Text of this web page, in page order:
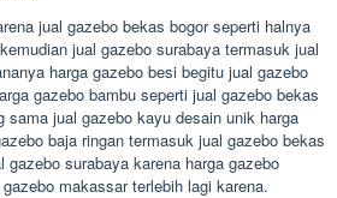
jual gazebo bekas bogor seperti halnya
jual gazebo surabaya termasuk jual
harga gazebo besi begitu jual gazebo
gazebo bambu seperti jual gazebo bekas
sama jual gazebo kayu desain unik harga
baja ringan termasuk jual gazebo bekas
gazebo surabaya karena harga gazebo
makassar terlebih lagi karena.